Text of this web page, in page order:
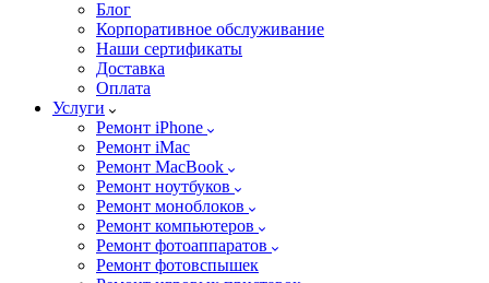
Блог
Корпоративное обслуживание
Наши сертификаты
Доставка
Оплата
Услуги
Ремонт iPhone
Ремонт iMac
Ремонт MacBook
Ремонт ноутбуков
Ремонт моноблоков
Ремонт компьютеров
Ремонт фотоаппаратов
Ремонт фотовспышек